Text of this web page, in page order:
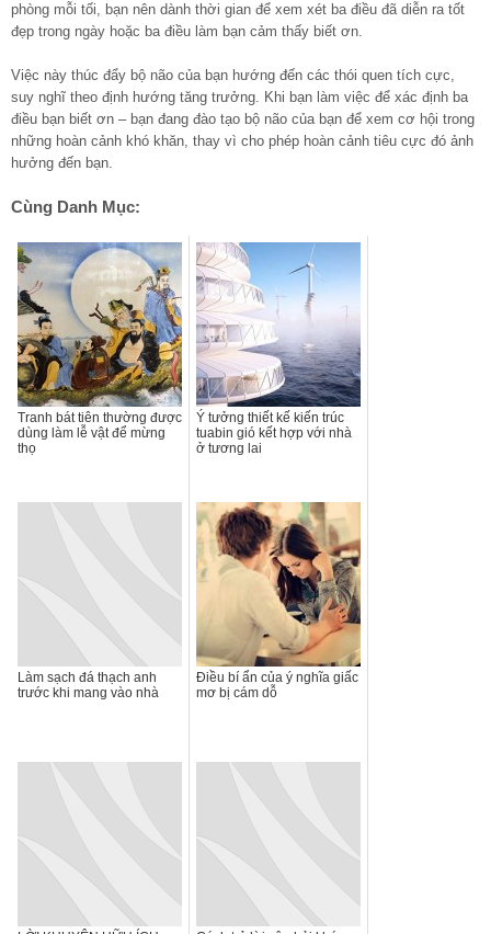
phòng mỗi tối, bạn nên dành thời gian để xem xét ba điều đã diễn ra tốt
đẹp trong ngày hoặc ba điều làm bạn cảm thấy biết ơn.
Việc này thúc đẩy bộ não của bạn hướng đến các thói quen tích cực,
suy nghĩ theo định hướng tăng trưởng. Khi bạn làm việc để xác định ba
điều bạn biết ơn – bạn đang đào tạo bộ não của bạn để xem cơ hội trong
những hoàn cảnh khó khăn, thay vì cho phép hoàn cảnh tiêu cực đó ảnh
hưởng đến bạn.
Cùng Danh Mục:
Tranh bát tiên thường được
dùng làm lễ vật để mừng
thọ
Ý tưởng thiết kế kiến trúc
tuabin gió kết hợp với nhà
ở tương lai
Làm sạch đá thạch anh
trước khi mang vào nhà
Điều bí ẩn của ý nghĩa giấc
mơ bị cám dỗ